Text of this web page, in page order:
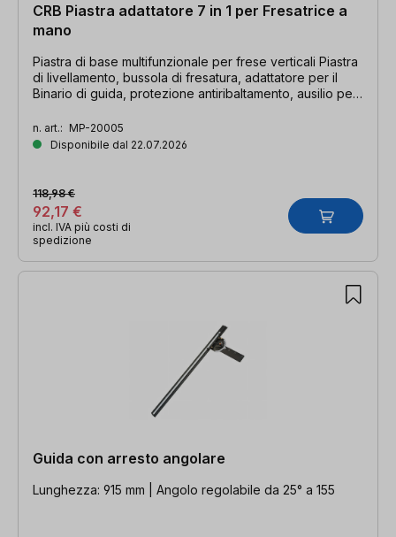
CRB Piastra adattatore 7 in 1 per Fresatrice a
mano
Piastra di base multifunzionale per frese verticali Piastra
di livellamento, bussola di fresatura, adattatore per il
Binario di guida, protezione antiribaltamento, ausilio per
VARIJIG in un'unica soluzione
n. art.: MP-20005
Disponibile dal 22.07.2026
92,17 €
118,98 €
incl. IVA più costi di
spedizione
Guida con arresto angolare
Lunghezza: 915 mm | Angolo regolabile da 25° a 155